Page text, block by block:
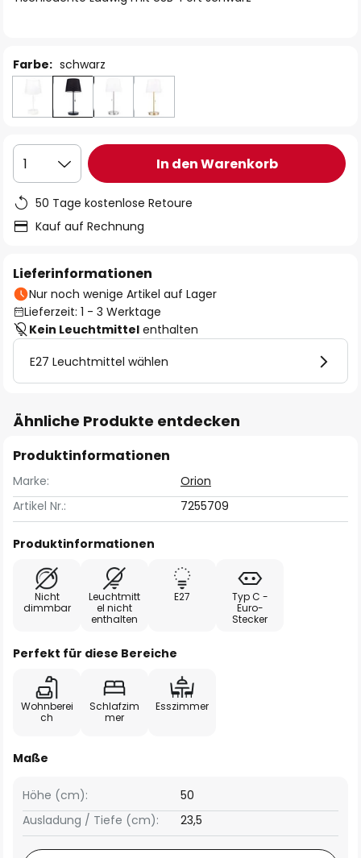
Farbe: schwarz
1 In den Warenkorb
50 Tage kostenlose Retoure
Kauf auf Rechnung
Lieferinformationen
Nur noch wenige Artikel auf Lager
Lieferzeit: 1 - 3 Werktage
Kein Leuchtmittel enthalten
E27 Leuchtmittel wählen
Ähnliche Produkte entdecken
Produktinformationen
Marke:
Orion
Artikel Nr.:
7255709
Produktinformationen
Nicht
dimmbar
Leuchtmitt
el nicht
enthalten
E27
Typ C -
Euro-
Stecker
Perfekt für diese Bereiche
Wohnberei
ch
Schlafzim
mer
Esszimmer
Maße
Höhe (cm):
50
Ausladung / Tiefe (cm):
23,5